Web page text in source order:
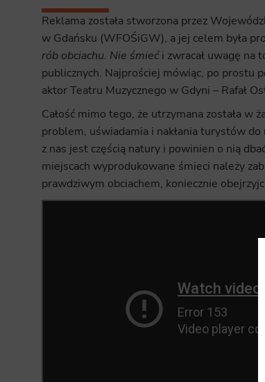
Reklama została stworzona przez
w Gdańsku (WFOŚiGW), a jej celem była
rób obciachu. Nie śmieći zwracał uwagę na
publicznych. Najprościej mówiąc, po prostu
aktor Teatru Muzycznego w Gdyni – Rafał
Całość mimo tego, że utrzymana została
problem, uświadamia i nakłania turystów
z nas jest częścią natury i powinien o nią
miejscach wyprodukowane śmieci należy
prawdziwym obciachem, koniecznie